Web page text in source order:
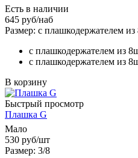
Есть в наличии
645 руб/наб
Размер: с плашкодержателем из
с плашкодержателем из
с плашкодержателем из
В корзину
Быстрый просмотр
Плашка G
Мало
530 руб/шт
Размер: 3/8